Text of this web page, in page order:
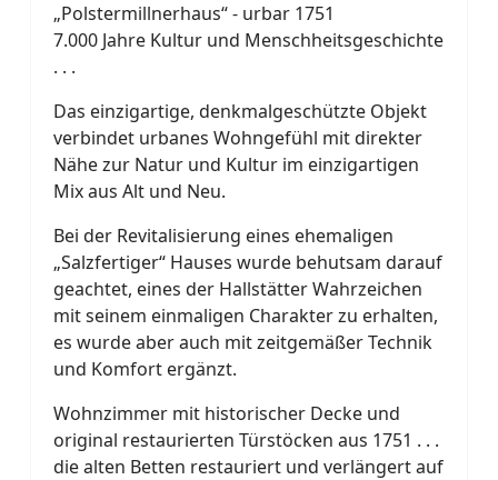
„Polstermillnerhaus“ - urbar 1751
7.000 Jahre Kultur und Menschheitsgeschichte
. . .
Das einzigartige, denkmalgeschützte Objekt
verbindet urbanes Wohngefühl mit direkter
Nähe zur Natur und Kultur im einzigartigen
Mix aus Alt und Neu.
Bei der Revitalisierung eines ehemaligen
„Salzfertiger“ Hauses wurde behutsam darauf
geachtet, eines der Hallstätter Wahrzeichen
mit seinem einmaligen Charakter zu erhalten,
es wurde aber auch mit zeitgemäßer Technik
und Komfort ergänzt.
Wohnzimmer mit historischer Decke und
original restaurierten Türstöcken aus 1751 . . .
die alten Betten restauriert und verlängert auf